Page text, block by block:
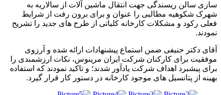
سازی سالن ریسندگی جهت انتقال ماشین­ آلات از سالاریه به
شهرک شکوهیه مطالبی را عنوان و برای برون رفت از شرایط
فعلی رکود و مشکلات کارخانه کلیاتی از طرح های جدید را تشریح
نمودند.
آقای دکتر حنیفی ضمن استماع پیشنهادات ارائه شده و آرزوی
موفقیت برای کارکنان شرکت ایران مرینوس، نکات ارزشمندی را
برای پیشبرد اهداف شرکت یادآور شدند؛ و تاکید نمودند که استفاده
بهینه از پتانسیل های موجود کارخانه در دستور کار قرار گیرد.